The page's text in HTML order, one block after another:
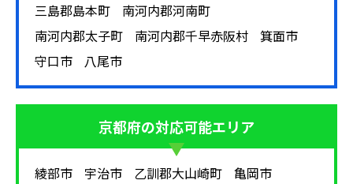
三島郡島本町
南河内郡河南町
南河内郡太子町
南河内郡千早赤阪村
箕面市
守口市
八尾市
京都府の対応可能エリア
綾部市 宇治市 乙訓郡大山崎町
亀岡市